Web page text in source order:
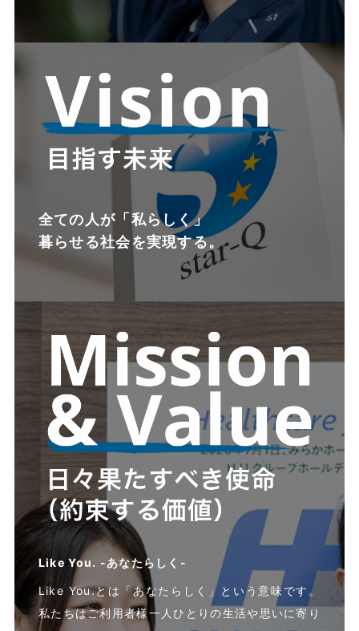
全ての人が「私らしく」
暮らせる社会を実現する。
Like You. -あなたらしく-
Like You.とは「あなたらしく」という意味です。
私たちはご利用者様一人ひとりの生活や思いに寄り